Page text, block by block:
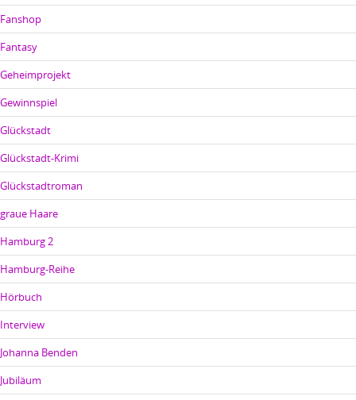
Fanshop
Fantasy
Geheimprojekt
Gewinnspiel
Glückstadt
Glückstadt-Krimi
Glückstadtroman
graue Haare
Hamburg 2
Hamburg-Reihe
Hörbuch
Interview
Johanna Benden
Jubiläum